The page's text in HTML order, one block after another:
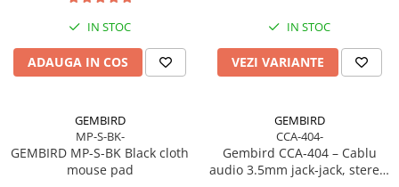
Imprimante Large Format Printer
Accesorii Large Format
Scannere Documente
Caști & Microfoane
Caști Business
Căști Gaming & Consumer
Display & signage
Ecrane Digital Signage
Ecrane Touchscreen Digital Signage
Memorii Laptop
Memorii Flash
Stick-uri USB
Surse de Alimentare PC
Ventilatoare & Sisteme de Răcire
Hub-uri USB
Genți & Rucsacuri
Husa Laptop
Rucsacuri & Genți Laptop
Kit-uri Tastatura si Mouse
IN STOC
ADAUGA IN COS
IN STOC
VEZI VARIANTE
GEMBIRD
MP-S-BK-
GEMBIRD MP-S-BK Black cloth
mouse pad
GEMBIRD
CCA-404-
Gembird CCA‑404 – Cablu
audio 3.5mm jack‑jack, stereo,